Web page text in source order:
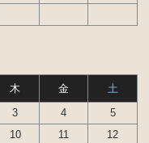
木 金
土
3 4
5
10 11
12